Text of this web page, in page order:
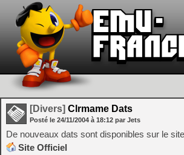
[Divers] Clrmame Dats
Posté le 24/11/2004 à 18:12 par Jets
De nouveaux dats sont disponibles sur le
Site Officiel